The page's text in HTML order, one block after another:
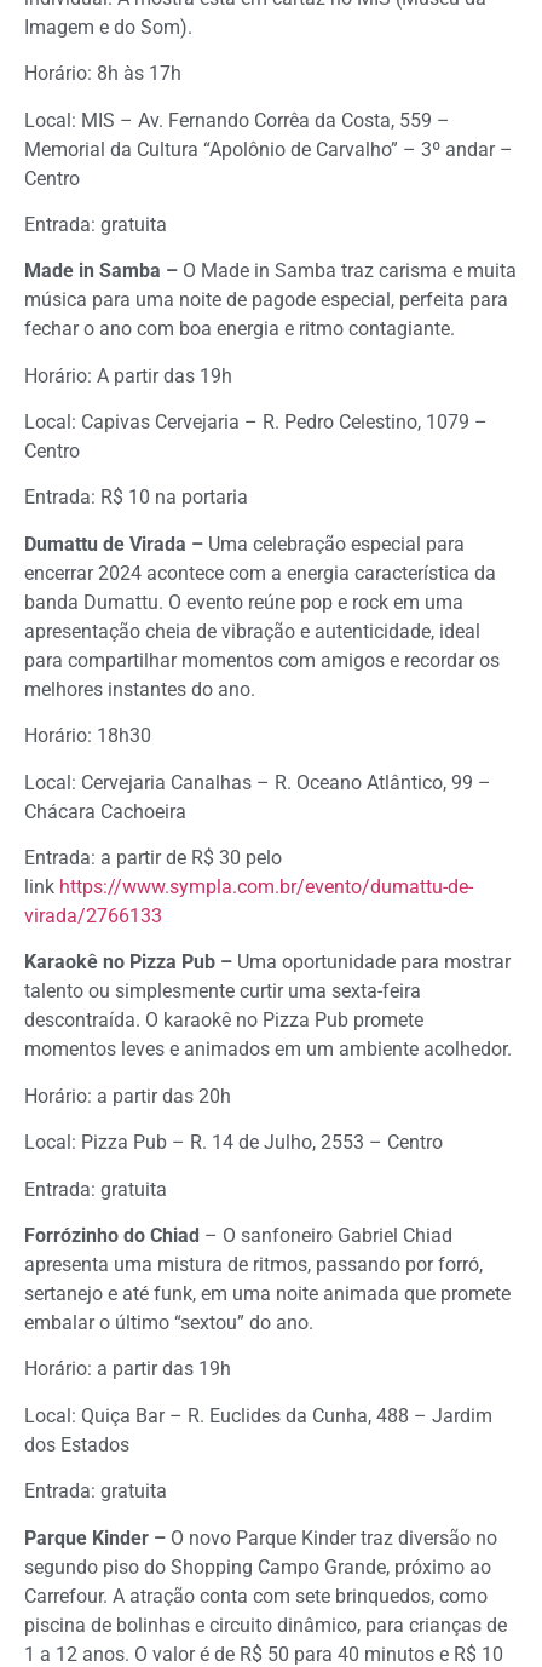
Imagem e do Som).
Horário: 8h às 17h
Local: MIS – Av. Fernando Corrêa da Costa, 559 –
Memorial da Cultura “Apolônio de Carvalho” – 3º andar –
Centro
Entrada: gratuita
Made in Samba – O Made in Samba traz carisma e muita
música para uma noite de pagode especial, perfeita para
fechar o ano com boa energia e ritmo contagiante.
Horário: A partir das 19h
Local: Capivas Cervejaria – R. Pedro Celestino, 1079 –
Centro
Entrada: R$ 10 na portaria
Dumattu de Virada – Uma celebração especial para
encerrar 2024 acontece com a energia característica da
banda Dumattu. O evento reúne pop e rock em uma
apresentação cheia de vibração e autenticidade, ideal
para compartilhar momentos com amigos e recordar os
melhores instantes do ano.
Horário: 18h30
Local: Cervejaria Canalhas – R. Oceano Atlântico, 99 –
Chácara Cachoeira
Entrada: a partir de R$ 30 pelo
link https://www.sympla.com.br/evento/dumattu-de-
virada/2766133
Karaokê no Pizza Pub – Uma oportunidade para mostrar
talento ou simplesmente curtir uma sexta-feira
descontraída. O karaokê no Pizza Pub promete
momentos leves e animados em um ambiente acolhedor.
Horário: a partir das 20h
Local: Pizza Pub – R. 14 de Julho, 2553 – Centro
Entrada: gratuita
Forrózinho do Chiad – O sanfoneiro Gabriel Chiad
apresenta uma mistura de ritmos, passando por forró,
sertanejo e até funk, em uma noite animada que promete
embalar o último “sextou” do ano.
Horário: a partir das 19h
Local: Quiça Bar – R. Euclides da Cunha, 488 – Jardim
dos Estados
Entrada: gratuita
Parque Kinder – O novo Parque Kinder traz diversão no
segundo piso do Shopping Campo Grande, próximo ao
Carrefour. A atração conta com sete brinquedos, como
piscina de bolinhas e circuito dinâmico, para crianças de
1 a 12 anos. O valor é de R$ 50 para 40 minutos e R$ 10